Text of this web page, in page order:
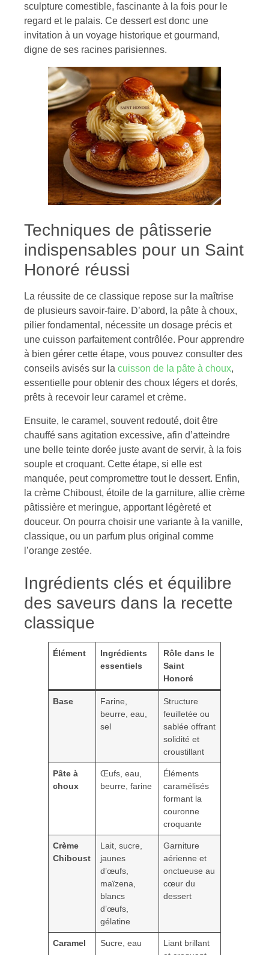
sculpture comestible, fascinante à la fois pour le
regard et le palais. Ce dessert est donc une
invitation à un voyage historique et gourmand,
digne de ses racines parisiennes.
Techniques de pâtisserie
indispensables pour un Saint
Honoré réussi
La réussite de ce classique repose sur la maîtrise
de plusieurs savoir-faire. D’abord, la pâte à choux,
pilier fondamental, nécessite un dosage précis et
une cuisson parfaitement contrôlée. Pour apprendre
à bien gérer cette étape, vous pouvez consulter des
conseils avisés sur la cuisson de la pâte à choux,
essentielle pour obtenir des choux légers et dorés,
prêts à recevoir leur caramel et crème.
Ensuite, le caramel, souvent redouté, doit être
chauffé sans agitation excessive, afin d’atteindre
une belle teinte dorée juste avant de servir, à la fois
souple et croquant. Cette étape, si elle est
manquée, peut compromettre tout le dessert. Enfin,
la crème Chiboust, étoile de la garniture, allie crème
pâtissière et meringue, apportant légèreté et
douceur. On pourra choisir une variante à la vanille,
classique, ou un parfum plus original comme
l’orange zestée.
Ingrédients clés et équilibre
des saveurs dans la recette
classique
Élément
Ingrédients
essentiels
Rôle dans le
Saint
Honoré
Base
Farine,
beurre, eau,
sel
Structure
feuilletée ou
sablée offrant
solidité et
croustillant
Pâte à
choux
Œufs, eau,
beurre, farine
Éléments
caramélisés
formant la
couronne
croquante
Crème
Chiboust
Lait, sucre,
jaunes
d’œufs,
maïzena,
blancs
d’œufs,
gélatine
Garniture
aérienne et
onctueuse au
cœur du
dessert
Caramel Sucre, eau
Liant brillant